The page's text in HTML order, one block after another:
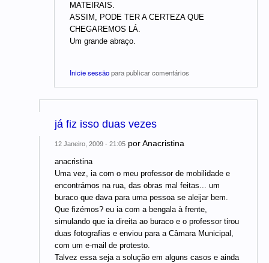
MATEIRAIS.
ASSIM, PODE TER A CERTEZA QUE
CHEGAREMOS LÁ.
Um grande abraço.
Inicie sessãopara publicar comentários
já fiz isso duas vezes
12 Janeiro, 2009 - 21:05 porAnacristina
anacristina
Uma vez, ia com o meu professor de mobilidade e
encontrámos na rua, das obras mal feitas... um
buraco que dava para uma pessoa se aleijar bem.
Que fizémos? eu ia com a bengala à frente,
simulando que ia direita ao buraco e o professor tirou
duas fotografias e enviou para a Câmara Municipal,
com um e-mail de protesto.
Talvez essa seja a solução em alguns casos e ainda